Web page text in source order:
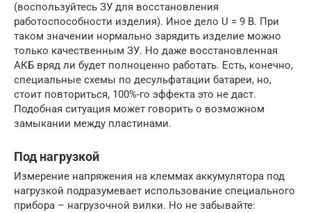
(воспользуйтесь ЗУ для восстановления
работоспособности изделия). Иное дело U = 9 В. При
таком значении нормально зарядить изделие можно
только качественным ЗУ. Но даже восстановленная
АКБ вряд ли будет полноценно работать. Есть, конечно,
специальные схемы по десульфатации батареи, но,
стоит повториться, 100%-го эффекта это не даст.
Подобная ситуация может говорить о возможном
замыкании между пластинами.
Под нагрузкой
Измерение напряжения на клеммах аккумулятора под
нагрузкой подразумевает использование специального
прибора – нагрузочной вилки. Но не забывайте: